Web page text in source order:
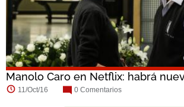
Manolo Caro en Netflix: habrá
11/Oct/16 0 Comentarios